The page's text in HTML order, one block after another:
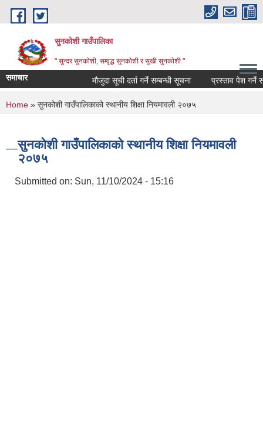
Skip to main content
सुनकोशी गाउँपालिका
" सुन्दर सुनकाेशी, सम्वृद्ध सुनकाेशी र सुखी सुनकाेशी "
समाचार मौजुदा सूची दर्ता गर्ने सम्बन्धी सूचना प्रस्ताव पेश गर्ने
You are here
Home » सुनकोशी गाउँपालिकाको स्थानीय शिक्षा नियमावली २०७५
सुनकोशी गाउँपालिकाको स्थानीय शिक्षा नियमावली
२०७५
Submitted on: Sun, 11/10/2024 - 15:16